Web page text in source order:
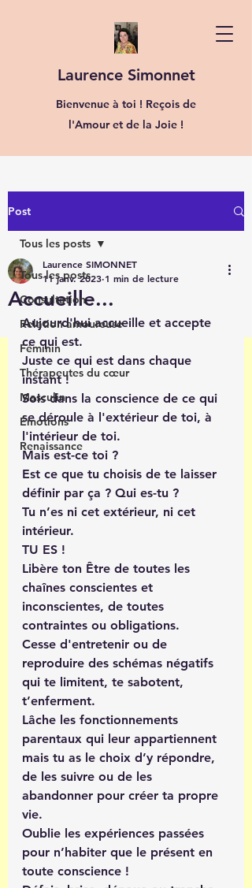
Laurence Simonnet
Bienvenue à toi ! Reçois de
l'Amour et de la Joie !
Post
Tous les posts
Consultation
Relation amoureuse
Féminin
Thérapeutes du cœur
Masculin
Émotions
Renaissance
Tous les posts
Accueille...
Laurence SIMONNET
11 janv. 2023 1 min de lecture
Aujourd'hui accueille et accepte
ce qui est.
Juste ce qui est dans chaque
instant !
Sois dans la conscience de ce qui
se déroule à l'extérieur de toi, à
l'intérieur de toi.
Mais est-ce toi ?
Est ce que tu choisis de te laisser
définir par ça ? Qui es-tu ?
Tu n’es ni cet extérieur, ni cet
intérieur.
TU ES !
Libère ton Être de toutes les
chaînes conscientes et
inconscientes, de toutes
contraintes ou obligations.
Cesse d'entretenir ou de
reproduire des schémas négatifs
qui te limitent, te sabotent,
t’enferment.
Lâche les fonctionnements
parentaux qui leur appartiennent
mais tu as le choix d’y répondre,
de les suivre ou de les
abandonner pour créer ta propre
vie.
Oublie les expériences passées
pour n’habiter que le présent en
toute conscience !